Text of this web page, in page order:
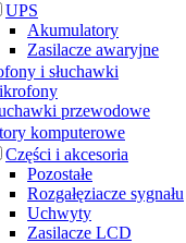
UPS
Akumulatory
Zasilacze awaryjne
i słuchawki
przewodowe
komputerowe
Części i akcesoria
Pozostałe
Rozgałęziacze sygnału
Uchwyty
Zasilacze LCD